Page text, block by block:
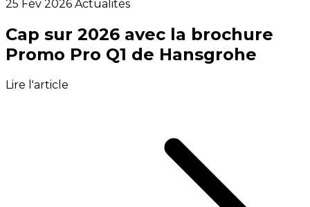
25 Fév 2026 Actualités
Cap sur 2026 avec la brochure
Promo Pro Q1 de Hansgrohe
Lire l'article